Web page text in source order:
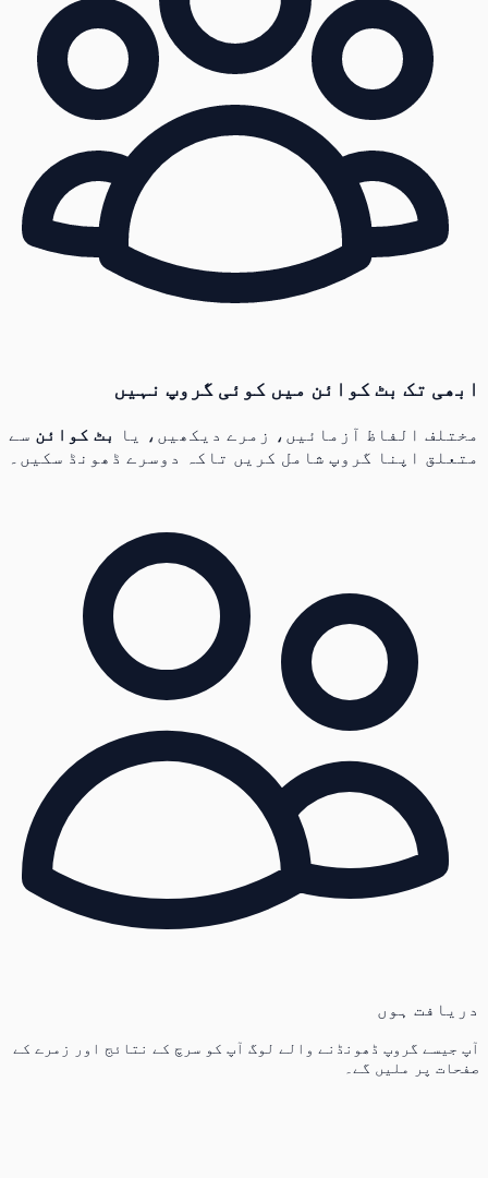
ابھی تک بٹ کوائن میں کوئی گروپ نہیں
مختلف الفاظ آزمائیں، زمرے دیکھیں، یا بٹ کوائنسے
متعلق اپنا گروپ شامل کریں تاکہ دوسرے ڈھونڈ سکیں۔
دریافت ہوں
آپ جیسے گروپ ڈھونڈنے والے لوگ آپ کو سرچ کے نتائج اور زمرے کے
صفحات پر ملیں گے۔